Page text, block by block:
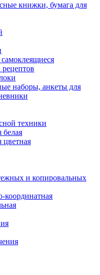
книжки, бумага для
наборы, анкеты для
техники
белая
цветная
и копировальных
координатная